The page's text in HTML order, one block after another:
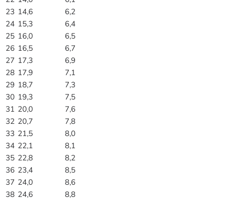
23 14,6
6,2
24 15,3
6,4
25 16,0
6,5
26 16,5
6,7
27 17,3
6,9
28 17,9
7,1
29 18,7
7,3
30 19,3
7,5
31 20,0
7,6
32 20,7
7,8
33 21,5
8,0
34 22,1
8,1
35 22,8
8,2
36 23,4
8,5
37 24,0
8,6
38 24,6
8,8